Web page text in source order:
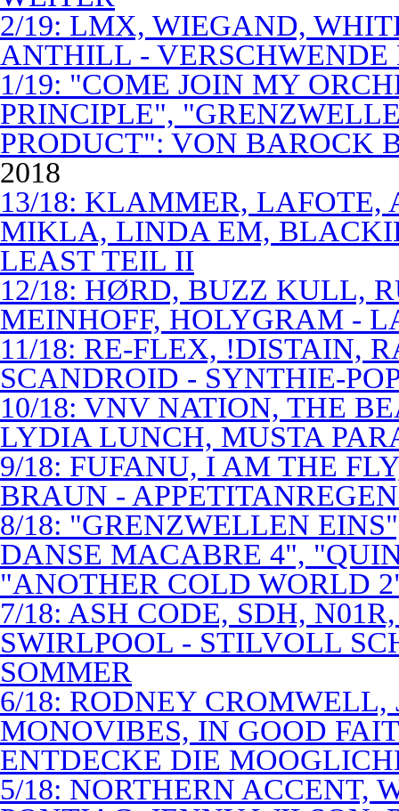
2/19: LMX, WIEGAND,
ANTHILL -
1/19: "COME JOIN MY
PRINCIPLE",
PRODUCT": VON BAROCK
2018
13/18: KLAMMER,
MIKLA, LINDA EM,
LEAST TEIL II
12/18: HØRD, BUZZ KULL,
MEINHOFF, HOLYGRAM -
11/18: RE-FLEX, !DISTAIN,
SCANDROID - SYNTHIE-
10/18: VNV NATION, THE
LYDIA LUNCH, MUSTA
9/18: FUFANU, I AM THE
BRAUN -
8/18: "GRENZWELLEN
DANSE MACABRE 4",
"ANOTHER COLD WORLD
7/18: ASH CODE, SDH,
SWIRLPOOL - STILVOLL
SOMMER
6/18: RODNEY
MONOVIBES, IN GOOD
ENTDECKE DIE
5/18: NORTHERN ACCENT,